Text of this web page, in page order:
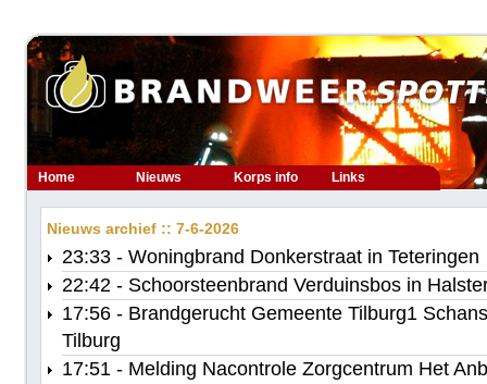
Home Nieuws Korps info Links
Nieuws archief :: 7-6-2026
23:33 - Woningbrand Donkerstraat in Teteringen
22:42 - Schoorsteenbrand Verduinsbos in
17:56 - Brandgerucht Gemeente Tilburg1
Tilburg
17:51 - Melding Nacontrole Zorgcentrum Het